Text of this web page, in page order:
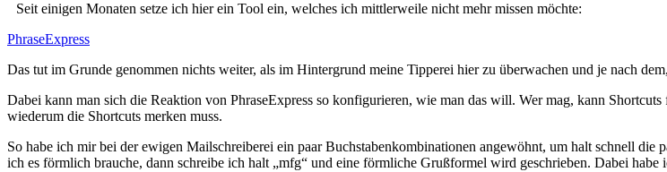
Seit einigen Monaten setze ich hier ein Tool ein, welches ich mittlerweile nicht mehr missen möchte:
PhraseExpress
Das tut im Grunde genommen nichts weiter, als im Hintergrund meine Tipperei hier zu überwachen und je nach
Dabei kann man sich die Reaktion von PhraseExpress so konfigurieren, wie man das will. Wer mag, kann
wiederum die Shortcuts merken muss.
So habe ich mir bei der ewigen Mailschreiberei ein paar Buchstabenkombinationen angewöhnt, um halt schnell
ich es förmlich brauche, dann schreibe ich halt „mfg“ und eine förmliche Grußformel wird geschrieben. Dabei